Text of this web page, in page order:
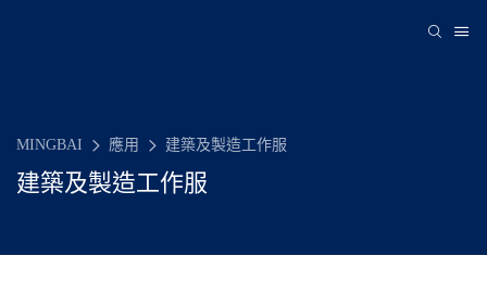
MINGBAI 應用 建築及製造工作服
建築及製造工作服